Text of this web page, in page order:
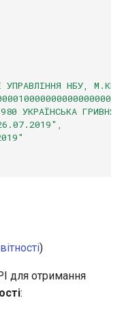
УПРАВЛІННЯ НБУ,
УКРАЇНСЬКА ГРИВНЯ"
)
для отримання
: